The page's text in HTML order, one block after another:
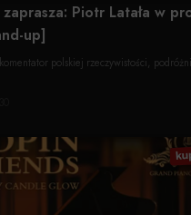
Piotr Latała w
up]
polskiej rzeczywistości,